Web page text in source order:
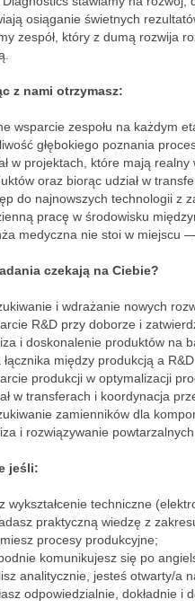
osiąganie świetnych
zespół, który z dumą rozwija
z nami otrzymasz:
wsparcie zespołu na każdym
głębokiego poznania
w projektach, które mają
oraz biorąc udział w
do najnowszych technologii z
pracę w środowisku
medyczna nie stoi w miejscu
czekają na Ciebie?
i wdrażanie nowych
R&D przy doborze i
i doskonalenie produktów na
łącznika między produkcją a
produkcji w optymalizacji
w transferach i koordynacja
zamienników dla
i rozwiązywanie
jeśli:
wykształcenie techniczne
praktyczną wiedzę z
procesy produkcyjne;
komunikujesz się po
analitycznie, jesteś otwarty/a
odpowiedzialnie, dokładnie i